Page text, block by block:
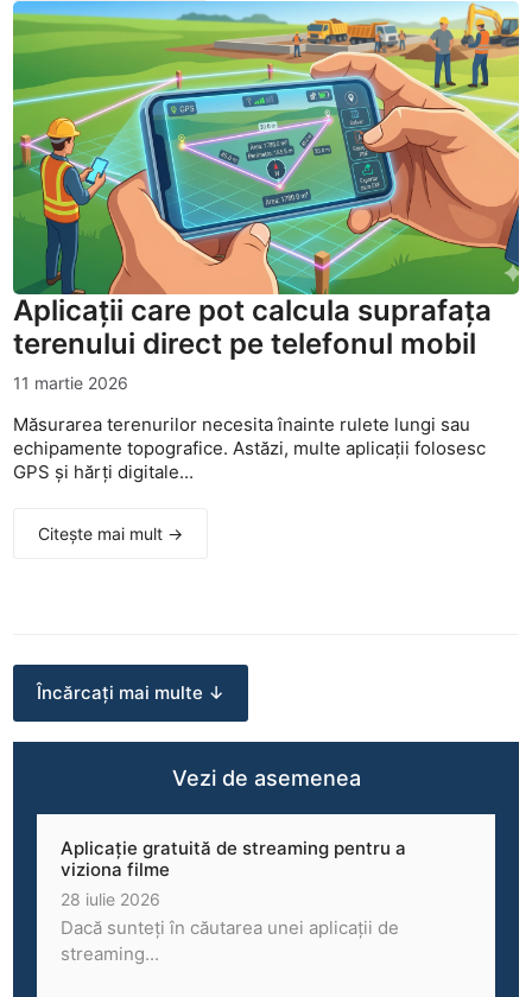
Aplicații care pot calcula suprafața
terenului direct pe telefonul mobil
11 martie 2026
Măsurarea terenurilor necesita înainte rulete lungi sau
echipamente topografice. Astăzi, multe aplicații folosesc
GPS și hărți digitale...
Citește mai mult →
Încărcați mai multe ↓
Vezi de asemenea
Aplicație gratuită de streaming pentru a
viziona filme
28 iulie 2026
Dacă sunteți în căutarea unei aplicații de
streaming...